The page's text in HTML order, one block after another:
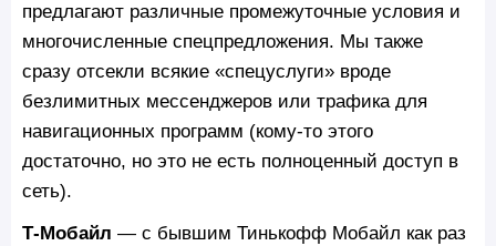
предлагают различные промежуточные условия и
многочисленные спецпредложения. Мы также
сразу отсекли всякие «спецуслуги» вроде
безлимитных мессенджеров или трафика для
навигационных программ (кому-то этого
достаточно, но это не есть полноценный доступ в
сеть).
Т-Мобайл — с бывшим Тинькофф Мобайл как раз